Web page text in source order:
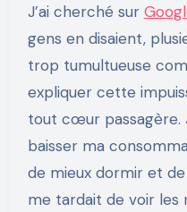
J’ai cherché sur
gens en disaient,
trop tumultueuse
expliquer cette
tout cœur passagère.
baisser ma
de mieux dormir et
me tardait de voir les